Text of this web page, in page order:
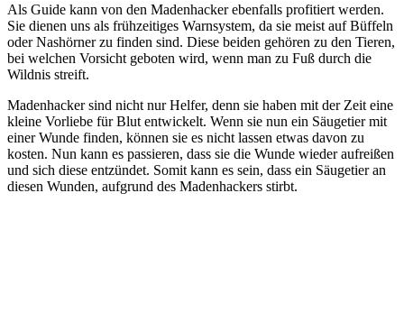
Als Guide kann von den Madenhacker ebenfalls profitiert werden.
Sie dienen uns als frühzeitiges Warnsystem, da sie meist auf Büffeln
oder Nashörner zu finden sind. Diese beiden gehören zu den Tieren,
bei welchen Vorsicht geboten wird, wenn man zu Fuß durch die
Wildnis streift.
Madenhacker sind nicht nur Helfer, denn sie haben mit der Zeit eine
kleine Vorliebe für Blut entwickelt. Wenn sie nun ein Säugetier mit
einer Wunde finden, können sie es nicht lassen etwas davon zu
kosten. Nun kann es passieren, dass sie die Wunde wieder aufreißen
und sich diese entzündet. Somit kann es sein, dass ein Säugetier an
diesen Wunden, aufgrund des Madenhackers stirbt.